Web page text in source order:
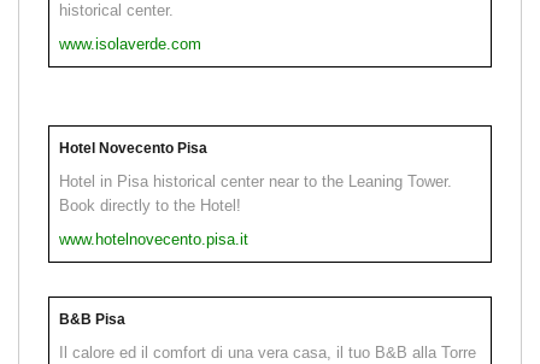
historical center.
www.isolaverde.com
Hotel Novecento Pisa
Hotel in Pisa historical center near to the Leaning Tower.
Book directly to the Hotel!
www.hotelnovecento.pisa.it
B&B Pisa
Il calore ed il comfort di una vera casa, il tuo B&B alla Torre